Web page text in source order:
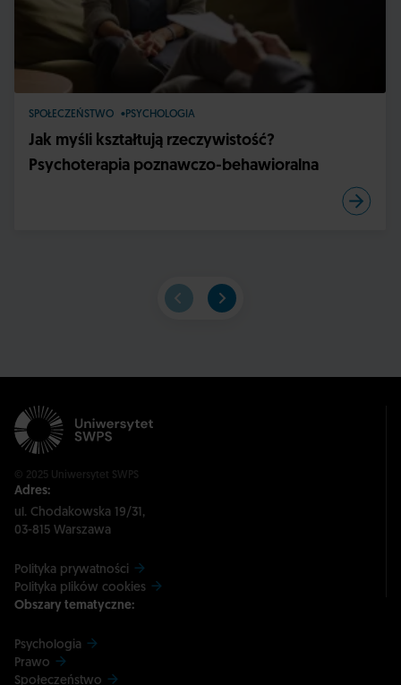
SPOŁECZEŃSTWO PSYCHOLOGIA
Jak myśli kształtują rzeczywistość?
Psychoterapia poznawczo-behawioralna
© 2025 Uniwersytet SWPS
Adres:
ul. Chodakowska 19/31,
03-815 Warszawa
Polityka prywatności
Polityka plików cookies
Obszary tematyczne:
Psychologia
Prawo
Społeczeństwo